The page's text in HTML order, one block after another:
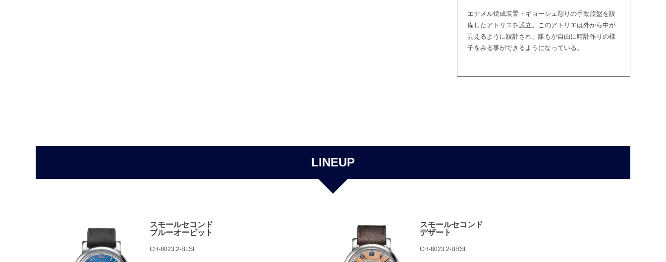
エナメル焼成装置・ギョーシェ彫りの手動旋盤を設
備したアトリエを設立。このアトリエは外から中が
見えるように設計され、誰もが自由に時計作りの様
子をみる事ができるようになっている。
LINEUP
スモールセコンド
ブルーオービット
CH-8023.2-BLSI
スモールセコンド
デザート
CH-8023.2-BRSI